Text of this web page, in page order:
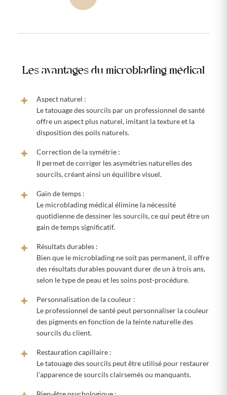
Les avantages du microblading médical
Aspect naturel :
Le tatouage des sourcils par un professionnel de santé
offre un aspect plus naturel, imitant la texture et la
disposition des poils naturels.
Correction de la symétrie :
Il permet de corriger les asymétries naturelles des
sourcils, créant ainsi un équilibre visuel.
Gain de temps :
Le microblading médical élimine la nécessité
quotidienne de dessiner les sourcils, ce qui peut être un
gain de temps significatif.
Résultats durables :
Bien que le microblading ne soit pas permanent, il offre
des résultats durables pouvant durer de un à trois ans,
selon le type de peau et les soins post-procédure.
Personnalisation de la couleur :
Le professionnel de santé peut personnaliser la couleur
des pigments en fonction de la teinte naturelle des
sourcils du client.
Restauration capillaire :
Le tatouage des sourcils peut être utilisé pour restaurer
l’apparence de sourcils clairsemés ou manquants.